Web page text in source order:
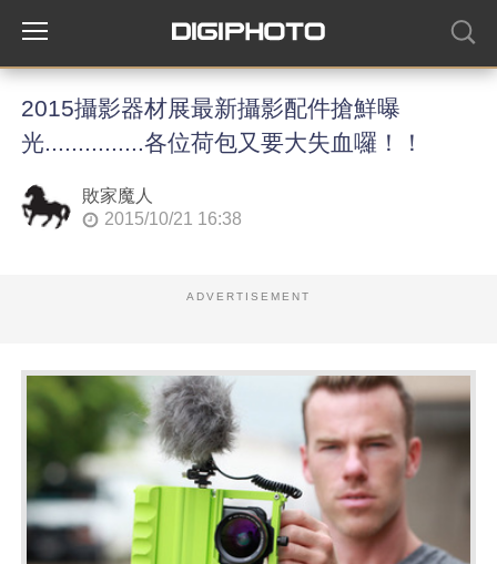
2015攝影器材展最新攝影配件搶鮮曝
光...............各位荷包又要大失血囉！！
敗家魔人
2015/10/21 16:38
ADVERTISEMENT